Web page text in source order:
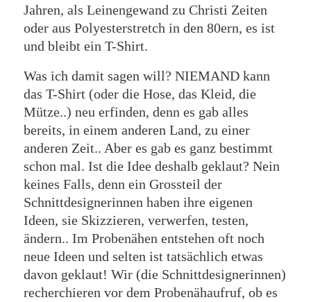
Jahren, als Leinengewand zu Christi Zeiten
oder aus Polyesterstretch in den 80ern, es ist
und bleibt ein T-Shirt.
Was ich damit sagen will? NIEMAND kann
das T-Shirt (oder die Hose, das Kleid, die
Mütze..) neu erfinden, denn es gab alles
bereits, in einem anderen Land, zu einer
anderen Zeit.. Aber es gab es ganz bestimmt
schon mal. Ist die Idee deshalb geklaut? Nein
keines Falls, denn ein Grossteil der
Schnittdesignerinnen haben ihre eigenen
Ideen, sie Skizzieren, verwerfen, testen,
ändern.. Im Probenähen entstehen oft noch
neue Ideen und selten ist tatsächlich etwas
davon geklaut! Wir (die Schnittdesignerinnen)
recherchieren vor dem Probenähaufruf, ob es